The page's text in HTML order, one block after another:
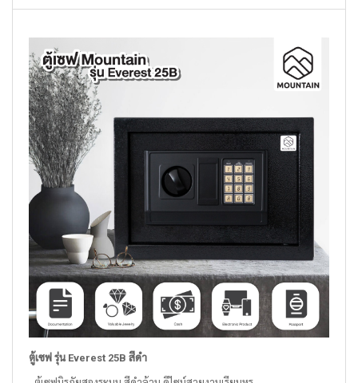
ตู้เซฟ รุ่น Everest 25B สีดำ